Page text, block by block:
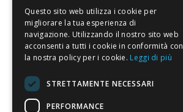
Questo sito web utilizza i cookie per
migliorare la tua esperienza di
navigazione. Utilizzando il nostro sito web
acconsenti a tutti i cookie in conformità con
la nostra policy per i cookie. Leggi di più
STRETTAMENTE NECESSARI
PERFORMANCE